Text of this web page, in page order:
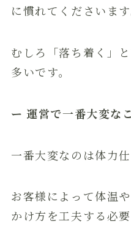
に慣れてくださいます
むしろ「落ち着く」
多いです。
ー 運営で一番大変な
一番大変なのは体力
お客様によって体温
かけ方を工夫する必要